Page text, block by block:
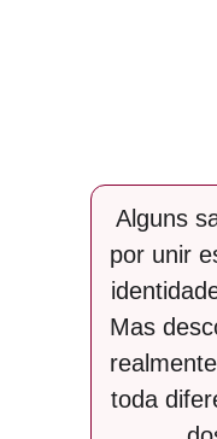
Alguns
por unir
Mas
toda